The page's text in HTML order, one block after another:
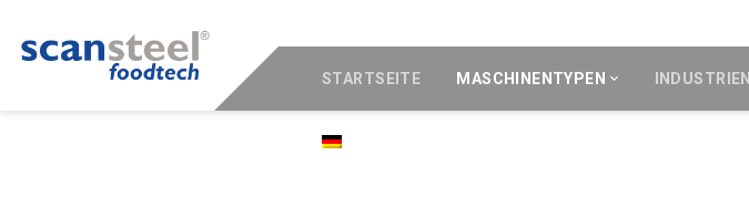
STARTSEITE MASCHINENTYPEN INDUSTRIEN